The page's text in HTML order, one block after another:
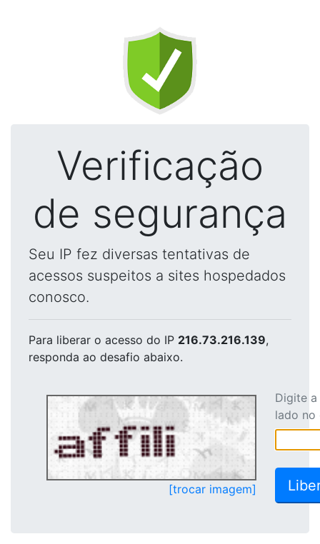
Verificação
de segurança
Seu IP fez diversas tentativas de
acessos suspeitos a sites hospedados
conosco.
Para liberar o acesso do IP 216.73.216.139,
responda ao desafio abaixo.
[trocar imagem]
Digite
lado no